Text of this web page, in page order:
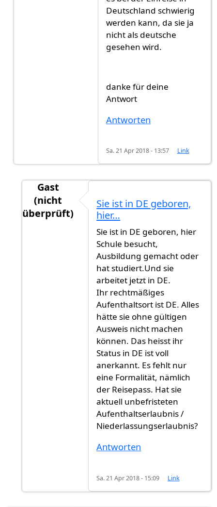
Deutschland schwierig
werden kann, da sie ja
nicht als deutsche
gesehen wird.
danke für deine
Antwort
Antworten
Sa. 21 Apr 2018 - 13:57 Link
Gast
(nicht
überprüft)
Welchen Status hatte sie… von
Sie ist in DE geboren,
hier…
Sie ist in DE geboren, hier
Schule besucht,
Ausbildung gemacht oder
hat studiert.Und sie
arbeitet jetzt in DE.
Ihr rechtmäßiges
Aufenthaltsort ist DE. Alles
hätte sie ohne gültigen
Ausweis nicht machen
können. Das heisst ihr
Status in DE ist voll
anerkannt. Es fehlt nur
eine Formalität, nämlich
der Reisepass. Hat sie
aktuell unbefristeten
Aufenthaltserlaubnis /
Niederlassungserlaubnis?
Antworten
Sa. 21 Apr 2018 - 15:09 Link